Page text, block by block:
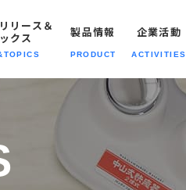
会社概要
リース＆
クス
製品情報
製品情報
PRODUCT
自社専売製品
企業活動
ACTIVITIES
募集要項